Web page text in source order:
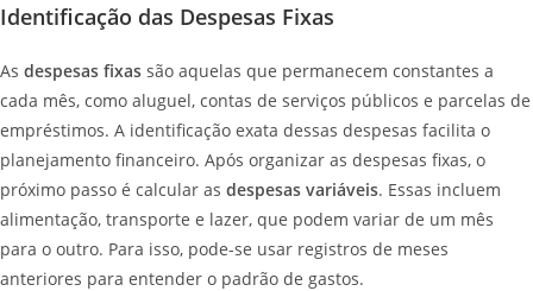
Identificação das Despesas Fixas
As despesas fixas são aquelas que permanecem constantes a
cada mês, como aluguel, contas de serviços públicos e parcelas de
empréstimos. A identificação exata dessas despesas facilita o
planejamento financeiro. Após organizar as despesas fixas, o
próximo passo é calcular as despesas variáveis. Essas incluem
alimentação, transporte e lazer, que podem variar de um mês
para o outro. Para isso, pode-se usar registros de meses
anteriores para entender o padrão de gastos.